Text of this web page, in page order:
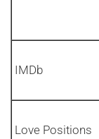
IMDb
Love Positions